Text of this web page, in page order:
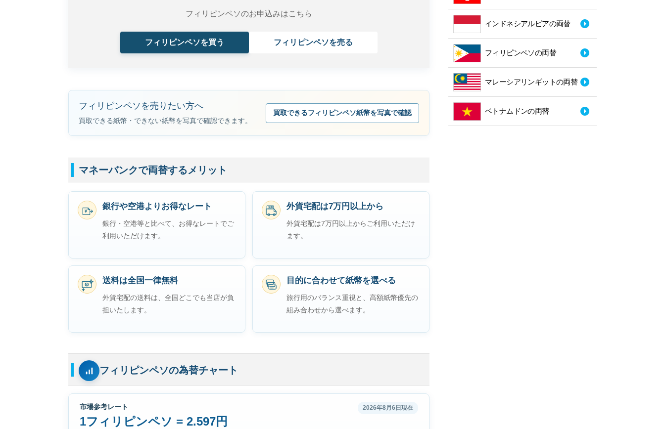
フィリピンペソのお申込みはこちら
フィリピンペソを買う フィリピンペソを売る
フィリピンペソを売りたい方へ
買取できる紙幣・できない紙幣を写真で確認できます。
買取できるフィリピンペソ紙幣を写真で確認
マネーバンクで両替するメリット
¥
銀行や空港よりお得なレート
銀行・空港等と比べて、お得なレートでご
利用いただけます。
無料 外貨宅配は7万円以上から
外貨宅配は7万円以上からご利用いただけ
ます。
$ 送料は全国一律無料
外貨宅配の送料は、全国どこでも当店が負
担いたします。
目的に合わせて紙幣を選べる
旅行用のバランス重視と、高額紙幣優先の
組み合わせから選べます。
フィリピンペソの為替チャート
市場参考レート
1フィリピンペソ = 2.597円
2026年8月6日現在
インドネシアルピアの両替
フィリピンペソの両替
マレーシアリンギットの両替
ベトナムドンの両替